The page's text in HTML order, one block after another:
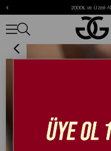
2000₺ ve Üzeri
‹
Bridge Kristal